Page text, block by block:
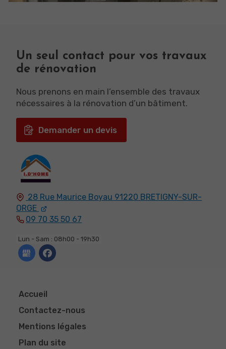
28 Rue Maurice Boyau 91220 BRETIGNY-SUR-
ORGE
09 70 35 50 67
Lun - Sam : 08h00 - 19h30
Accueil
Contactez-nous
Mentions légales
Plan du site
Un seul contact pour vos travaux
de rénovation
Nous prenons en main l’ensemble des travaux
nécessaires à la rénovation d’un bâtiment.
Demander un devis